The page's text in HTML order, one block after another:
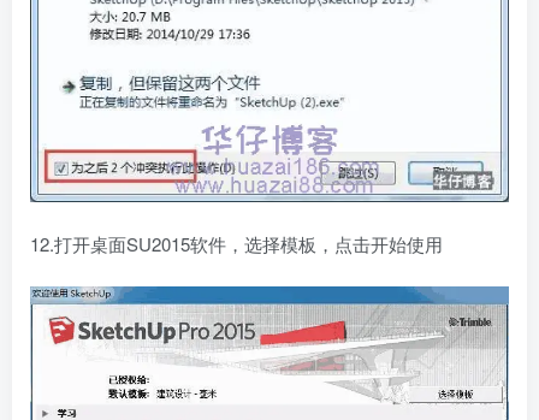
12.打开桌面SU2015软件，选择模板，点击开始使用